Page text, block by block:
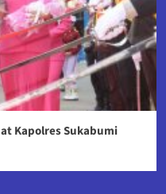
Kapolres Sukabumi